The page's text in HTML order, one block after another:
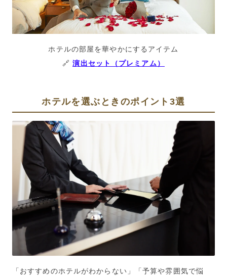
ホテルの部屋を華やかにするアイテム
🔗演出セット（プレミアム）
ホテルを選ぶときのポイント 3選
「おすすめのホテルがわからない」「予算や雰囲気で悩